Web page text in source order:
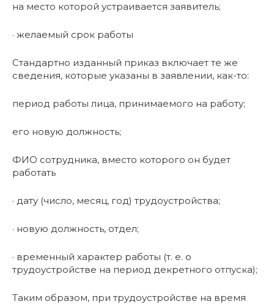
на место которой устраивается заявитель;
· желаемый срок работы
Стандартно изданный приказ включает те же
сведения, которые указаны в заявлении, как-то:
период работы лица, принимаемого на работу;
его новую должность;
ФИО сотрудника, вместо которого он будет
работать
· дату (число, месяц, год) трудоустройства;
· новую должность, отдел;
· временный характер работы (т. е. о
трудоустройстве на период декретного отпуска);
Таким образом, при трудоустройстве на время